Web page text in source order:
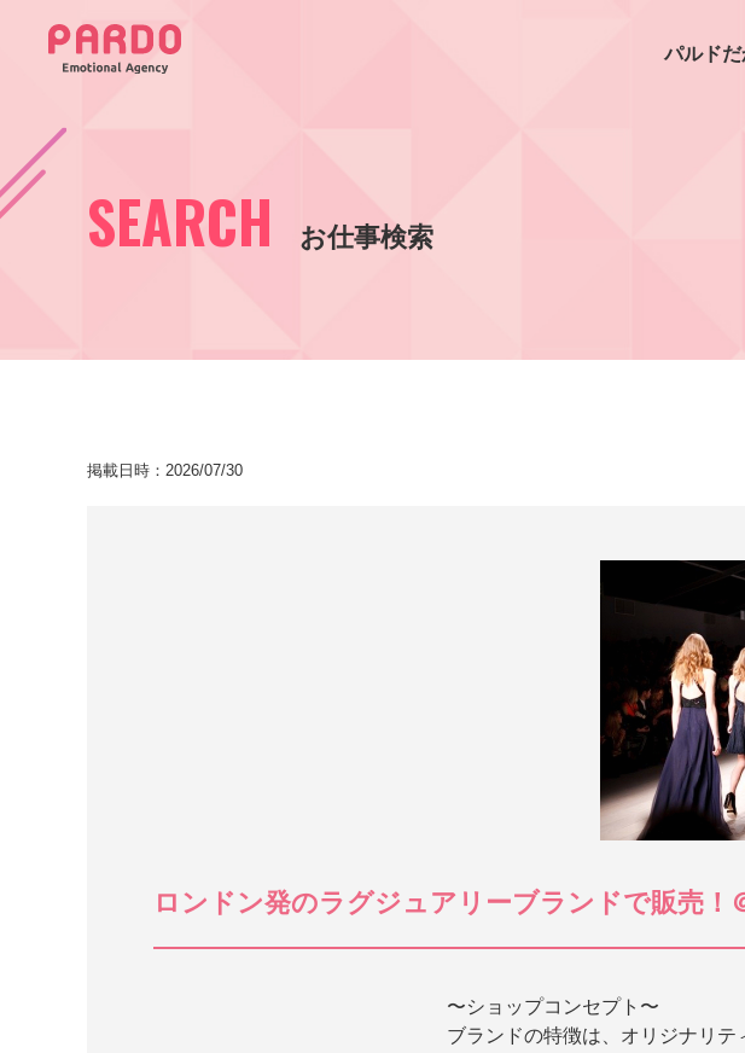
パルド
SEARCH お仕事検索
掲載日時：2026/07/30
ロンドン発のラグジュアリーブランドで販売！
〜ショップコンセプト〜
ブランドの特徴は、オリジナリテ